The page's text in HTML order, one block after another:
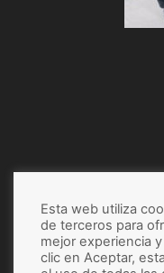
Esta web utiliza
de terceros para
mejor experiencia
clic en Aceptar,